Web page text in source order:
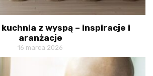
z wyspą – inspiracje i
aranżacje
16 marca 2026